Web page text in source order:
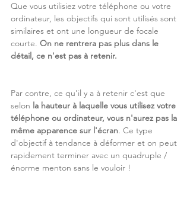
Que vous utilisiez votre téléphone ou votre
ordinateur, les objectifs qui sont utilisés sont
similaires et ont une longueur de focale
courte. On ne rentrera pas plus dans le
détail, ce n'est pas à retenir.
Par contre, ce qu'il y a à retenir c'est que
selon la hauteur à laquelle vous utilisez votre
téléphone ou ordinateur, vous n'aurez pas la
même apparence sur l'écran. Ce type
d'objectif à tendance à déformer et on peut
rapidement terminer avec un quadruple /
énorme menton sans le vouloir !